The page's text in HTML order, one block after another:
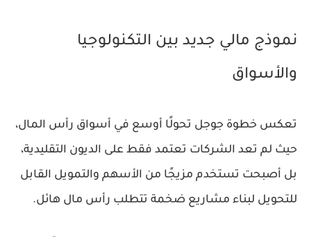
نموذج مالي جديد بين التكنولوجيا
والأسواق
تعكس خطوة جوجل تحولًا أوسع في أسواق رأس المال،
حيث لم تعد الشركات تعتمد فقط على الديون التقليدية،
بل أصبحت تستخدم مزيجًا من الأسهم والتمويل القابل
للتحويل لبناء مشاريع ضخمة تتطلب رأس مال هائل.